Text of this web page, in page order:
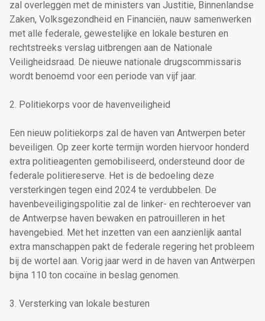
zal overleggen met de ministers van Justitie, Binnenlandse
Zaken, Volksgezondheid en Financiën, nauw samenwerken
met alle federale, gewestelijke en lokale besturen en
rechtstreeks verslag uitbrengen aan de Nationale
Veiligheidsraad. De nieuwe nationale drugscommissaris
wordt benoemd voor een periode van vijf jaar.
2. Politiekorps voor de havenveiligheid
Een nieuw politiekorps zal de haven van Antwerpen beter
beveiligen. Op zeer korte termijn worden hiervoor honderd
extra politieagenten gemobiliseerd, ondersteund door de
federale politiereserve. Het is de bedoeling deze
versterkingen tegen eind 2024 te verdubbelen. De
havenbeveiligingspolitie zal de linker- en rechteroever van
de Antwerpse haven bewaken en patrouilleren in het
havengebied. Met het inzetten van een aanzienlijk aantal
extra manschappen pakt de federale regering het probleem
bij de wortel aan. Vorig jaar werd in de haven van Antwerpen
bijna 110 ton cocaïne in beslag genomen.
3. Versterking van lokale besturen